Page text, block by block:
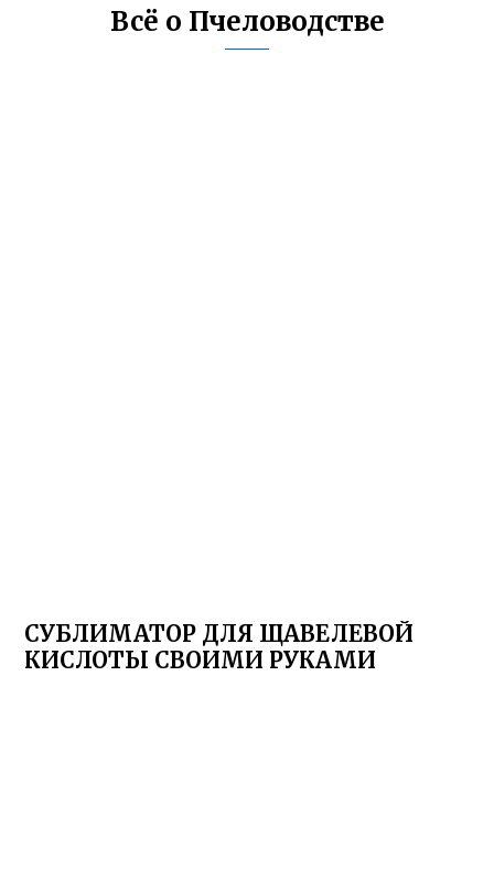
Всё о Пчеловодстве
СУБЛИМАТОР ДЛЯ ЩАВЕЛЕВОЙ
КИСЛОТЫ СВОИМИ РУКАМИ